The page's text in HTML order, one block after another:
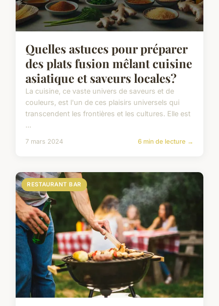
Quelles astuces pour préparer
des plats fusion mêlant cuisine
asiatique et saveurs locales?
La cuisine, ce vaste univers de saveurs et de
couleurs, est l'un de ces plaisirs universels qui
transcendent les frontières et les cultures. Elle est
...
7 mars 2024 6 min de lecture →
RESTAURANT BAR